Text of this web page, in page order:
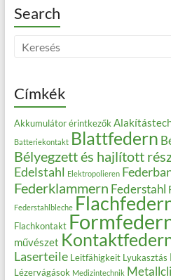
Search
Címkék
Akkumulátor érintkezők
Batteriekontakt Blattfedern
Bélyegzett és hajlított
Edelstahl Elektropolieren
Federklammern Federstahl
Federstahlbleche
Flachkontakt
művészet
Laserteile Leitfähigkeit Lyukasztás
Lézervágások Medizintechnik